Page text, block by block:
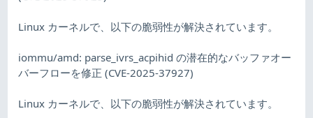
Linux カーネルで、以下の脆弱性が解決されています。
iommu/amd: parse_ivrs_acpihid の潜在的なバッファオー
バーフローを修正 (CVE-2025-37927)
Linux カーネルで、以下の脆弱性が解決されています。